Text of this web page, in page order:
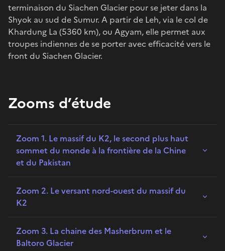
terminaison du Siachen Glacier pour se jeter dans la
Shyok au sud de Sumur. A partir de Leh, via le col de
Khardung La (5360 km), ou Agyam, elle permet aux
troupes indiennes de se porter avec efficacité vers le
front du Siachen Glacier.
Zooms d’étude
Zoom 1. Le massif du K2, le second plus haut
sommet du monde à la frontière de la Chine
et du Pakistan
Zoom 2. Le versant nord-ouest du massif du
K2
Zoom 3. La chaine des Masherbrum et le
Baltoro Glacier